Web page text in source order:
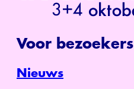
Voor bezoekers
Nieuws